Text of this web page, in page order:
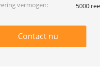
vermogen:
5000
Contact nu